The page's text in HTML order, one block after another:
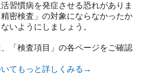
習慣病を発症させる恐れがありま
密検査」の対象にならなかったか
いようにしましょう。
「検査項目」の各ページをご確認
いてもっと詳しくみる→